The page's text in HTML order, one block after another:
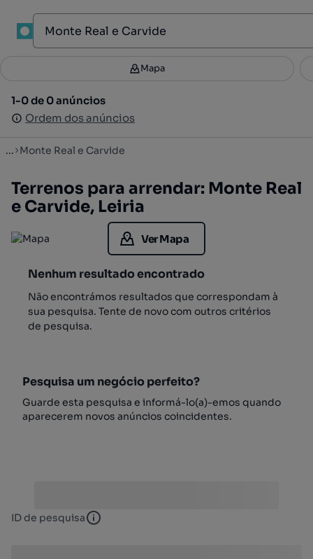
Filtros 3
1-0 de 0 anúncios
Ordem dos anúncios
Mapa
1-0 de 0 anúncios
Ordem dos anúncios
... Monte Real e Carvide
Terrenos para arrendar: Monte Real
e Carvide, Leiria
Ver Mapa
Nenhum resultado encontrado
Não encontrámos resultados que correspondam à
sua pesquisa. Tente de novo com outros critérios
de pesquisa.
Pesquisa um negócio perfeito?
Guarde esta pesquisa e informá-lo(a)-emos quando
aparecerem novos anúncios coincidentes.
ID de pesquisa ID de pesquisa